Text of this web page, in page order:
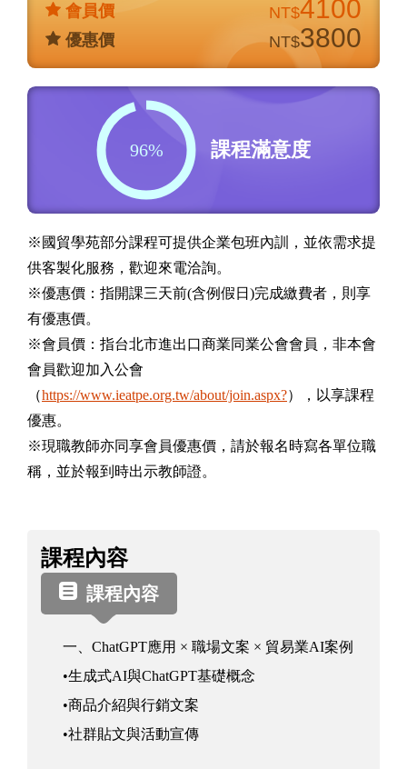
會員價 NT$4100
優惠價 NT$3800
96% 課程滿意度
※國貿學苑部分課程可提供企業包班內訓，並依需求提
供客製化服務，歡迎來電洽詢。
※優惠價：指開課三天前(含例假日)完成繳費者，則享
有優惠價。
※會員價：指台北市進出口商業同業公會會員，非本會
會員歡迎加入公會
（https://www.ieatpe.org.tw/about/join.aspx?），以享課程
優惠。
※現職教師亦同享會員優惠價，請於報名時寫各單位職
稱，並於報到時出示教師證。
程
資
訊
課程內容
課程內容
一、ChatGPT應用 × 職場文案 × 貿易業AI案例
•生成式AI與ChatGPT基礎概念
•商品介紹與行銷文案
•社群貼文與活動宣傳